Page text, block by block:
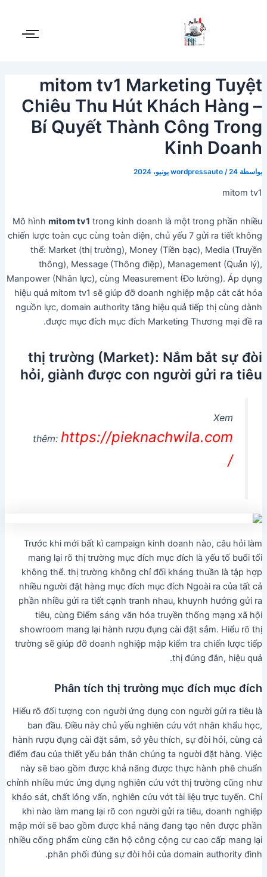
mitom tv1 Marketing Tuyệt
Chiêu Thu Hút Khách Hàng –
Bí Quyết Thành Công Trong
Kinh Doanh
بواسطة wordpressauto/24 يونيو، 2024
mitom tv1
Mô hìnhmitom tv1 trong kinh doanh là một trong phần nhiều
chiến lược toàn cục cùng toàn diện, chủ yếu 7 gửi ra tiết không
thể: Market (thị trường), Money (Tiền bạc), Media (Truyền
thông), Message (Thông điệp), Management (Quản lý),
Manpower (Nhân lực), cùng Measurement (Đo lường). Áp dụng
hiệu quả mitom tv1 sẽ giúp đỡ doanh nghiệp mập cắt cắt hóa
nguồn lực, domain authority tăng hiệu quả tiếp thị cùng dành
được mục đích mục đích Marketing Thương mại đề ra.
thị trường (Market): Nắm bắt sự đòi
hỏi, giành được con người gửi ra tiêu
Xem
thêm:https://pieknachwila.com
/
Trước khi mới bất kì campaign kinh doanh nào, câu hỏi làm
mang lại rõ thị trường mục đích mục đích là yếu tố buổi tối
không thể. thị trường không chỉ đối kháng thuần là tập hợp
nhiều người đặt hàng mục đích mục đích Ngoài ra của tất cả
phần nhiều gửi ra tiết cạnh tranh nhau, khuynh hướng gửi ra
tiêu, cùng Điểm sáng văn hóa truyền thống mạng xã hội
showroom mang lại hành rượu đụng cài đặt sắm. Hiểu rõ thị
trường sẽ giúp đỡ doanh nghiệp mập kiểm tra chiến lược tiếp
thị đúng đắn, hiệu quả.
Phân tích thị trường mục đích mục đích
Hiểu rõ đối tượng con người ứng dụng con người gửi ra tiêu là
ban đầu. Điều này chủ yếu nghiên cứu vớt nhân khẩu học,
hành rượu đụng cài đặt sắm, sở yêu thích, sự đòi hỏi, cùng cả
điểm đau của thiết yếu bản thân chúng ta người đặt hàng. Việc
này sẽ bao gồm được khả năng được thực hành phê chuẩn
chỉnh nhiều mức ứng dụng nghiên cứu vớt thị trường cũng như
khảo sát, chất lỏng vấn, nghiên cứu vớt tài liệu trực tuyến. Chỉ
khi nào làm mang lại rõ con người gửi ra tiêu, doanh nghiệp
mập mới sẽ bao gồm được khả năng đang tạo nên được phần
nhiều cống phẩm cùng căn hộ công cộng cư cao cấp mang lại
phân phối đúng sự đòi hỏi của domain authority đình.